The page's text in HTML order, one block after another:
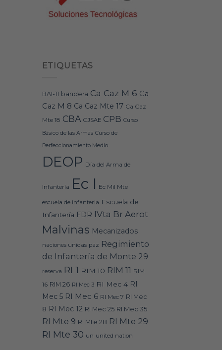
ETIQUETAS
BAI-11 bandera Ca Caz M 6 Ca
Caz M 8 Ca Caz Mte 17 Ca Caz
Mte 18 CBA CJSAE CPB Curso
Básico de las Armas Curso de
Perfeccionamiento Medio
DEOP Día del Arma de
Infantería Ec I Ec Mil Mte
escuela de infanteria Escuela de
Infantería FDR IVta Br Aerot
Malvinas Mecanizados
naciones unidas paz Regimiento
de Infantería de Monte 29
reserva RI 1 RIM 10 RIM 11 RIM
16 RIM 26 RI Mec 3 RI Mec 4 RI
Mec 5 RI Mec 6 RI Mec 7 RI Mec
8 RI Mec 12 RI Mec 25 RI Mec 35
RI Mte 9 RI Mte 28 RI Mte 29
RI Mte 30 un united nation